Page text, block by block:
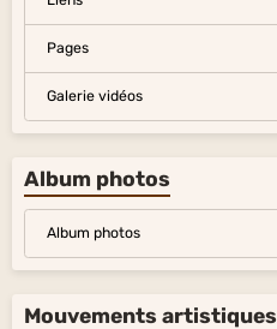
Pages
Galerie vidéos
Album photos
Album photos
Mouvements artistiques